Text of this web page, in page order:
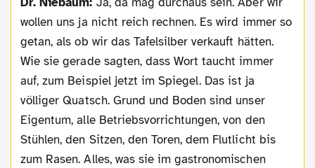
wollen uns ja nicht reich rechnen. Es wird immer so
getan, als ob wir das Tafelsilber verkauft hätten.
Wie sie gerade sagten, dass Wort taucht immer
auf, zum Beispiel jetzt im Spiegel. Das ist ja
völliger Quatsch. Grund und Boden sind unser
Eigentum, alle Betriebsvorrichtungen, von den
Stühlen, den Sitzen, den Toren, dem Flutlicht bis
zum Rasen. Alles, was sie im gastronomischen